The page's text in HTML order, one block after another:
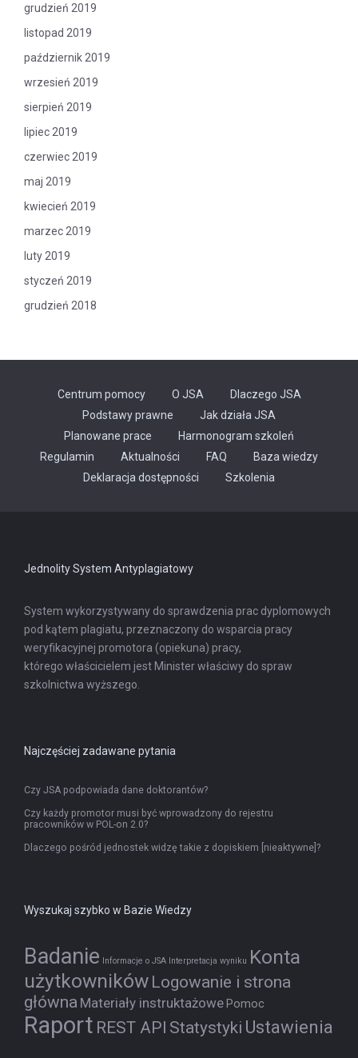
grudzień 2019
listopad 2019
październik 2019
wrzesień 2019
sierpień 2019
lipiec 2019
czerwiec 2019
maj 2019
kwiecień 2019
marzec 2019
luty 2019
styczeń 2019
grudzień 2018
Centrum pomocy O JSA
Dlaczego JSA
Podstawy prawne
Jak działa JSA
Planowane prace
Harmonogram szkoleń
Regulamin
Aktualności FAQ
Baza wiedzy
Deklaracja dostępności
Szkolenia
Jednolity System Antyplagiatowy
System wykorzystywany do sprawdzenia prac dyplomowych
pod kątem plagiatu, przeznaczony do wsparcia pracy
weryfikacyjnej promotora (opiekuna) pracy,
którego właścicielem jest Minister właściwy do spraw
szkolnictwa wyższego.
Najczęściej zadawane pytania
Czy JSA podpowiada dane doktorantów?
Czy każdy promotor musi być wprowadzony do rejestru
pracowników w POL-on 2.0?
Dlaczego pośród jednostek widzę takie z dopiskiem [nieaktywne]?
Wyszukaj szybko w Bazie Wiedzy
Badanie Informacje o JSA Interpretacja wyniku Konta
użytkowników Logowanie i strona
główna Materiały instruktażowe Pomoc
Raport REST API Statystyki Ustawienia